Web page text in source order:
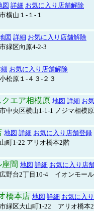
図 詳細 お気に入り店舗解除
横山１-１-１
図 詳細 お気に入り店舗解除
緑区向原4-2-3
お気に入り店舗解除
松原１-４３-２３
エア相模原 地図 詳細 お
中央区横山1-1-1 ノジマ相模
地図 詳細 お気に入り店舗登録
町1-22 アリオ橋本2階
間 地図 詳細 お気に入り店
野台2丁目10-4 イオンモー
橋本店 地図 詳細 お気に入
緑区大山町1-22 アリオ橋本